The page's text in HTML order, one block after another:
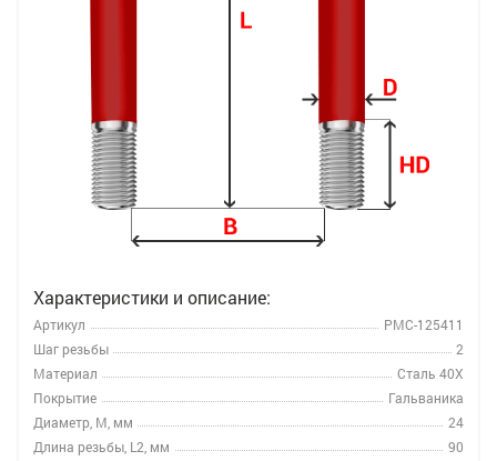
Характеристики и описание:
Артикул
РМС-125411
Шаг резьбы
2
Материал
Сталь 40Х
Покрытие
Гальваника
Диаметр, M, мм
24
Длина резьбы, L2, мм
90